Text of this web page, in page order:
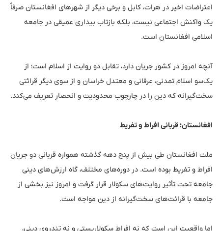
اعتراضات اخیر در هرات، کابل و برخی دیگر از شهرهای افغانستان صرفاً
یک واکنش اجتماعی نیست، بلکه بازتاب بیداری عمیقی در جامعه
اسلامی افغانستان است.
آنچه امروز در کشور جریان دارد، تقابل دو روایت از اسلام است؛ از
یک‌سو اسلام تمدنی، عرفانی و معتدل خراسان و از سوی دیگر قرائتی
سخت‌گیرانه که دین را در چارچوب محدودیت و انحصار تعریف می‌کند.
افغانستان؛ قربانی افراط و تفریط
ملت افغانستان طی بیش از پنج دهه گذشته همواره قربانی دو جریان
افراط و تفریط بوده است. در دوره‌های مختلف، گاه ارزش‌های دینی
جامعه تحت تأثیر روایت‌های سکولار قرار گرفت و امروز نیز بخشی از
جامعه با قرائت‌های سخت‌گیرانه از دین مواجه است.
اما واقعیت این است که نه افراط سکولاریستی و نه تندروی دینی،